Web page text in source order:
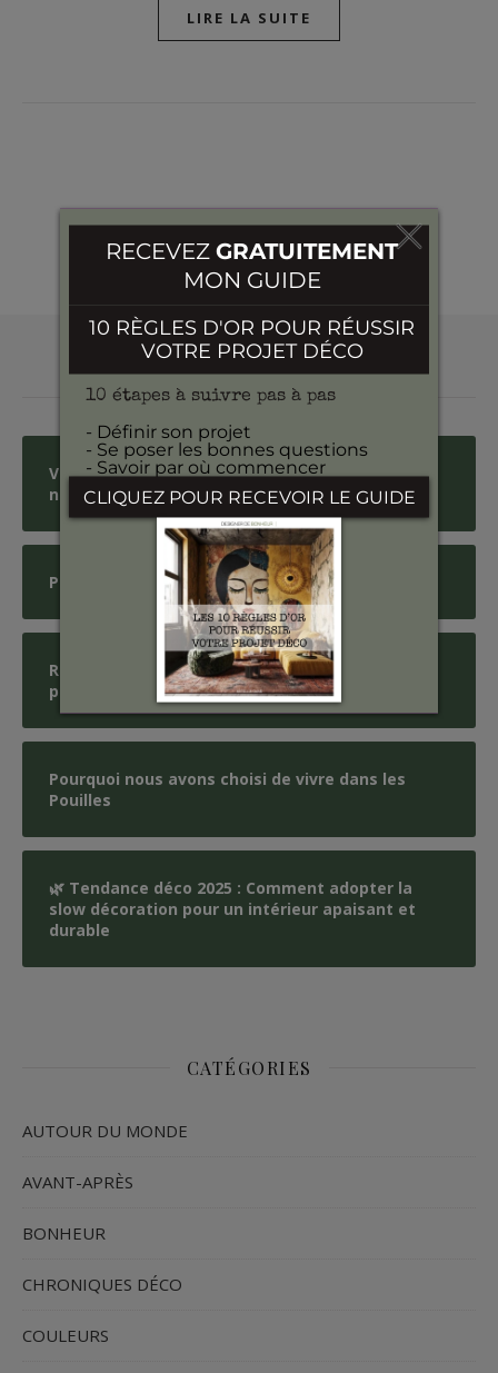
LIRE LA SUITE
ARTICLES LES PLUS POPULAIRES
Votre intérieur vous épuise? Voici comment la
nature peut tout changer
Pourquoi choisir le design au naturel
Rénovation de salle de bains des années 70 à
petit budget
Pourquoi nous avons choisi de vivre dans les
Pouilles
🌿 Tendance déco 2025 : Comment adopter la
slow décoration pour un intérieur apaisant et
durable
CATÉGORIES
AUTOUR DU MONDE
AVANT-APRÈS
BONHEUR
CHRONIQUES DÉCO
COULEURS